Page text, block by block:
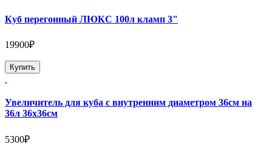
Куб перегонный ЛЮКС 100л кламп 3"
19900₽
Купить
Увеличитель для куба с внутренним диаметром 36см на
36л 36х36см
5300₽